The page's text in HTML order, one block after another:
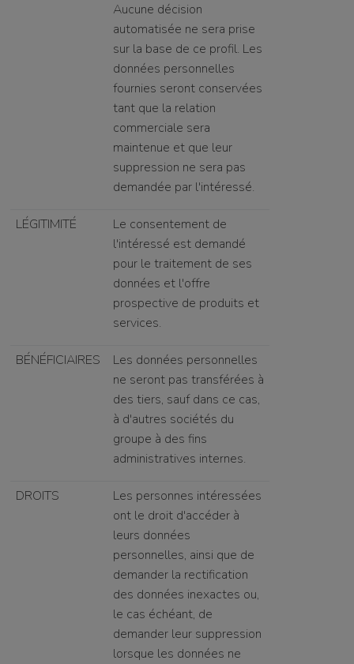
Aucune décision
automatisée ne sera prise
sur la base de ce profil. Les
données personnelles
fournies seront conservées
tant que la relation
commerciale sera
maintenue et que leur
suppression ne sera pas
demandée par l'intéressé.
LÉGITIMITÉ
Le consentement de
l'intéressé est demandé
pour le traitement de ses
données et l'offre
prospective de produits et
services.
BÉNÉFICIAIRES
Les données personnelles
ne seront pas transférées à
des tiers, sauf dans ce cas,
à d'autres sociétés du
groupe à des fins
administratives internes.
DROITS
Les personnes intéressées
ont le droit d'accéder à
leurs données
personnelles, ainsi que de
demander la rectification
des données inexactes ou,
le cas échéant, de
demander leur suppression
lorsque les données ne